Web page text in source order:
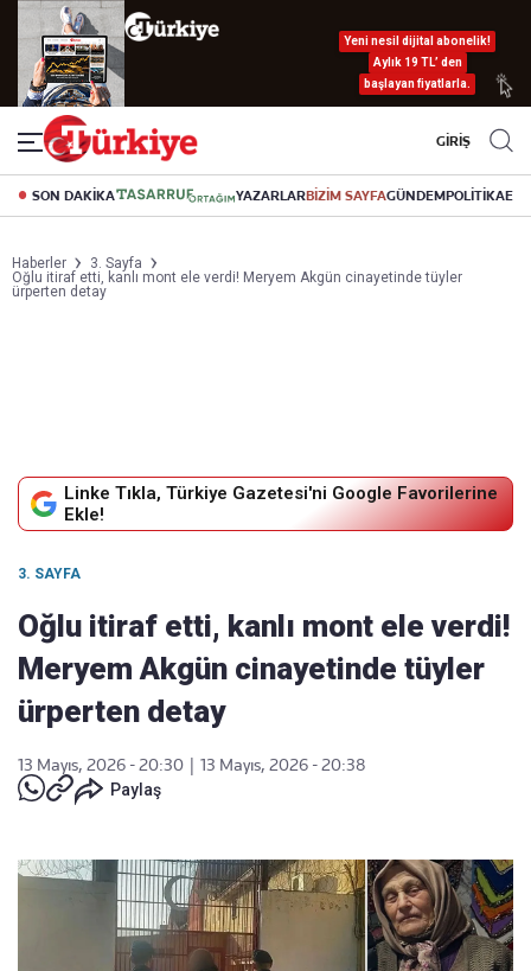
Yeni nesil dijital abonelik!
Aylık 19 TL’ den
başlayan fiyatlarla.
GİRİŞ
SON DAKİKA YAZARLARBİZİM SAYFAGÜNDEMPOLİTİKA
Haberler
3. Sayfa
Oğlu itiraf etti, kanlı mont ele verdi! Meryem Akgün cinayetinde tüyler
ürperten detay
Linke Tıkla, Türkiye Gazetesi'ni Google Favorilerine
Ekle!
3. SAYFA
Oğlu itiraf etti, kanlı mont ele verdi!
Meryem Akgün cinayetinde tüyler
ürperten detay
13 Mayıs, 2026 - 20:30
13 Mayıs, 2026 - 20:38
Paylaş